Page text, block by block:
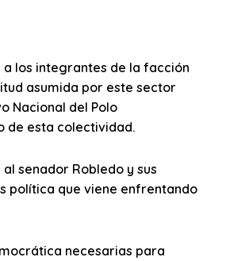
a los integrantes de la facción
asumida por este sector
Nacional del Polo
de esta colectividad.
senador Robledo y sus
política que viene enfrentando
necesarias para